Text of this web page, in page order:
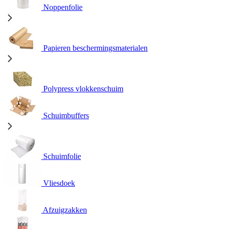
Noppenfolie
Papieren beschermingsmaterialen
Polypress vlokkenschuim
Schuimbuffers
Schuimfolie
Vliesdoek
Afzuigzakken